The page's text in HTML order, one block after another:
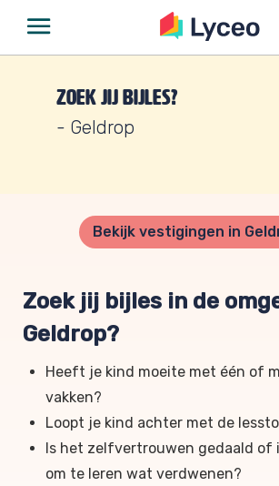
Zoek jij bijles?
- Geldrop
Bekijk vestigingen in
Zoek jij bijles in de
Geldrop?
Heeft je kind moeite met één of
vakken?
Loopt je kind achter met de
Is het zelfvertrouwen gedaald of
om te leren wat verdwenen?